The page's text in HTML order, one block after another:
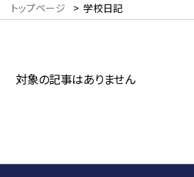
トップページ > 学校日記
対象の記事はありません